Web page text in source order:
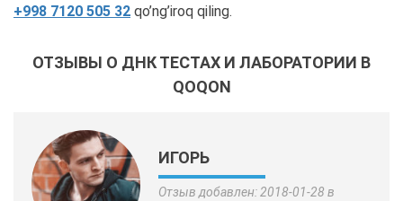
+998 7120 505 32 qo’ng’iroq qiling.
ОТЗЫВЫ О ДНК ТЕСТАХ И ЛАБОРАТОРИИ В
QOQON
ИГОРЬ
Отзыв добавлен: 2018-01-28 в